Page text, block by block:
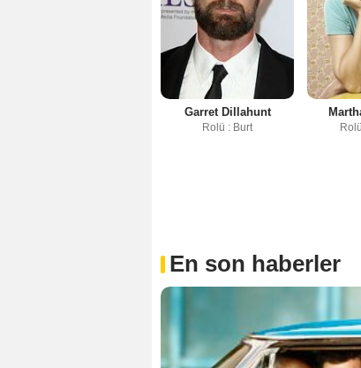
Garret Dillahunt
Rolü : Burt
En son haberler